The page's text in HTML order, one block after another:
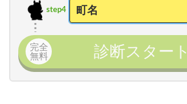
step4
完全
無料
診断スタート